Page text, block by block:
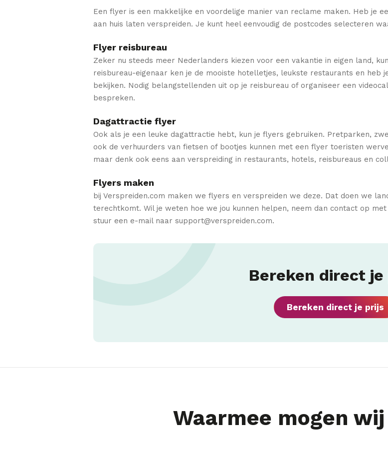
Een flyer is een makkelijke en voordelige manier van reclame maken. Heb je
aan huis laten verspreiden. Je kunt heel eenvoudig de postcodes selecteren
Flyer reisbureau
Zeker nu steeds meer Nederlanders kiezen voor een vakantie in eigen land,
reisbureau-eigenaar ken je de mooiste hotelletjes, leukste restaurants en
bekijken. Nodig belangstellenden uit op je reisbureau of organiseer een
bespreken.
Dagattractie flyer
Ook als je een leuke dagattractie hebt, kun je flyers gebruiken. Pretparken,
ook de verhuurders van fietsen of bootjes kunnen met een flyer toeristen
maar denk ook eens aan verspreiding in restaurants, hotels, reisbureaus en
Flyers maken
bij Verspreiden.com maken we flyers en verspreiden we deze. Dat doen we
terechtkomt. Wil je weten hoe we jou kunnen helpen, neem dan contact op met
stuur een e-mail naar support@verspreiden.com.
Bereken direct je
Bereken direct je prijs
Waarmee mogen